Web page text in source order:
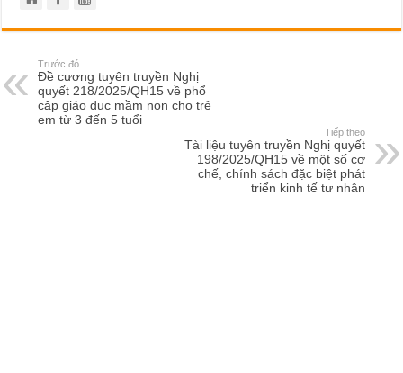
Trước đó
Đề cương tuyên truyền Nghị
quyết 218/2025/QH15 về phổ
cập giáo dục mầm non cho trẻ
em từ 3 đến 5 tuổi
Tiếp theo
Tài liệu tuyên truyền Nghị quyết
198/2025/QH15 về một số cơ
chế, chính sách đặc biệt phát
triển kinh tế tư nhân